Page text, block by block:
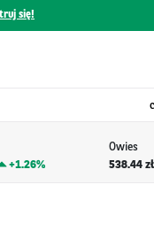
się!
+1.26%
Owies
538.44